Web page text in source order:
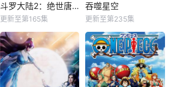
斗罗大陆2：绝世唐门
更新至第165集
吞噬星空
更新至第235集